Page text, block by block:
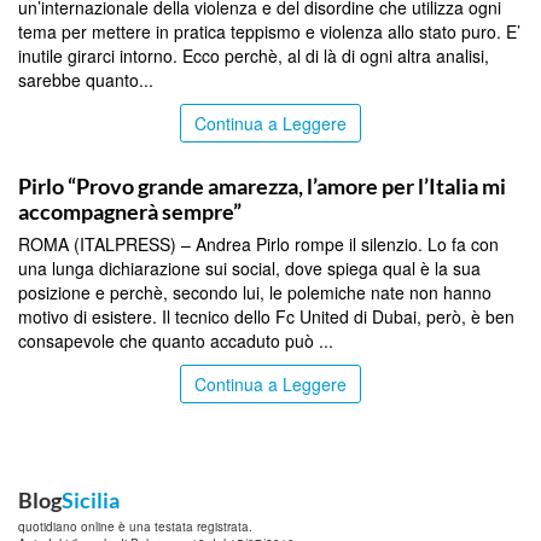
un’internazionale della violenza e del disordine che utilizza ogni
tema per mettere in pratica teppismo e violenza allo stato puro. E’
inutile girarci intorno. Ecco perchè, al di là di ogni altra analisi,
sarebbe quanto...
Continua a Leggere
Pirlo “Provo grande amarezza, l’amore per l’Italia mi
accompagnerà sempre”
ROMA (ITALPRESS) – Andrea Pirlo rompe il silenzio. Lo fa con
una lunga dichiarazione sui social, dove spiega qual è la sua
posizione e perchè, secondo lui, le polemiche nate non hanno
motivo di esistere. Il tecnico dello Fc United di Dubai, però, è ben
consapevole che quanto accaduto può ...
Continua a Leggere
BlogSicilia
quotidiano online è una testata registrata.